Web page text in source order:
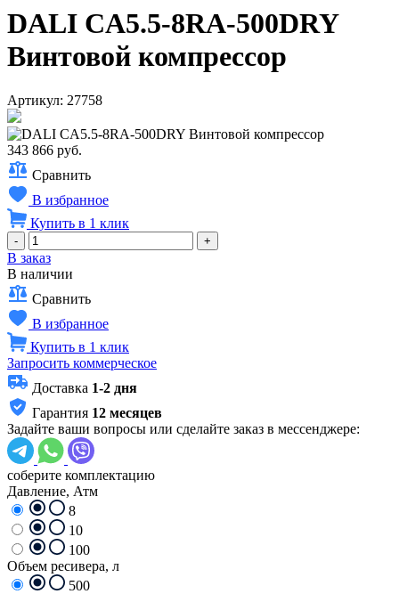
DALI CA5.5-8RA-500DRY
Винтовой компрессор
Артикул: 27758
343 866 руб.
Сравнить
В избранное
Купить в 1 клик
- +
В заказ
В наличии
Сравнить
В избранное
Купить в 1 клик
Запросить коммерческое
Доставка 1-2 дня
Гарантия 12 месяцев
Задайте ваши вопросы или сделайте заказ в мессенджере:
соберите комплектацию
Давление, Атм
8
10
100
Объем ресивера, л
500